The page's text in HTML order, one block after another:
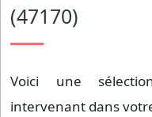
(47170)
Voici une
intervenant dans